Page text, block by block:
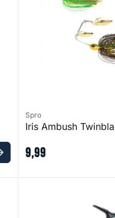
Spro
Iris Ambush
9,99